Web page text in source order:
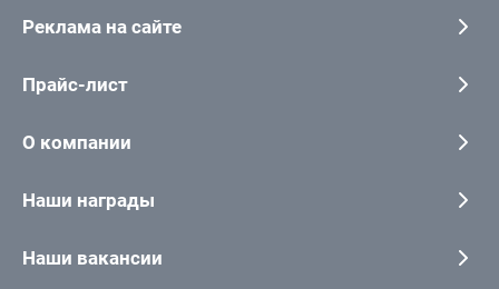
Реклама на сайте
Прайс-лист
О компании
Наши награды
Наши вакансии